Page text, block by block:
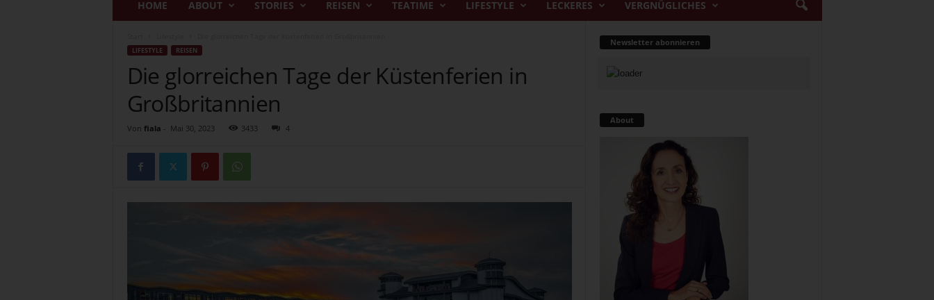
s
HOME ABOUT STORIES REISEN TEATIME LIFESTYLE LECKERES VERGNÜGLICHES
LIFESTYLE REISEN
Die glorreichen Tage der Küstenferien in
Großbritannien
Von fiala - Mai 30, 2023 3433 4
Newsletter abonnieren
About